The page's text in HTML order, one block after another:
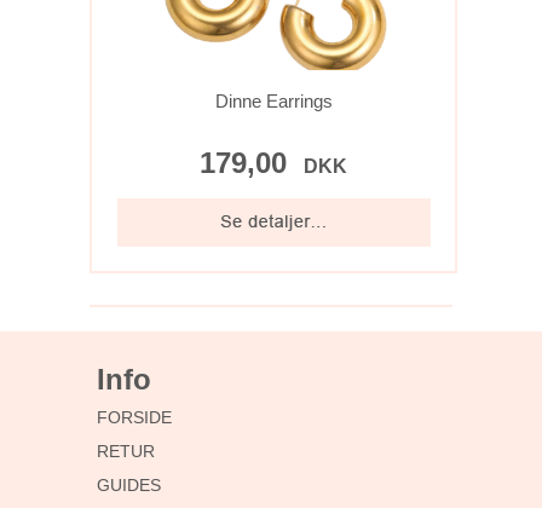
Dinne Earrings
179,00 DKK
Info
FORSIDE
RETUR
GUIDES